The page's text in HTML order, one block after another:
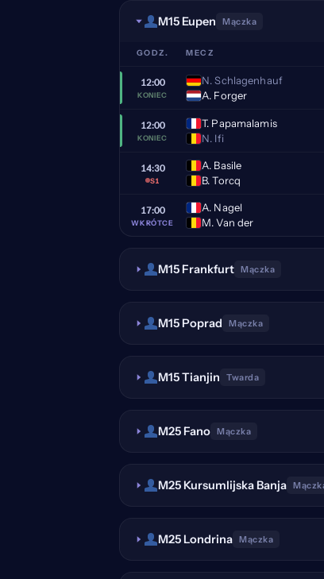
M15 Eupen Mączka
GODZ. MECZ
12:00
KONIEC
N. Schlagenhauf
A. Forger
12:00
KONIEC
T. Papamalamis
N. Ifi
14:30
S1
A. Basile
B. Torcq
17:00
WKRÓTCE
A. Nagel
M. Van der
M15 Frankfurt Mączka
M15 Poprad Mączka
M15 Tianjin Twarda
M25 Fano Mączka
M25 Kursumlijska Banja
M25 Londrina Mączka